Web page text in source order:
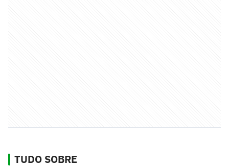
TUDO SOBRE